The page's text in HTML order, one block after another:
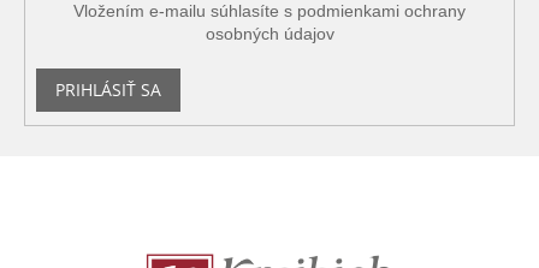
Vložením e-mailu súhlasíte s podmienkami ochrany
osobných údajov
PRIHLÁSIŤ SA